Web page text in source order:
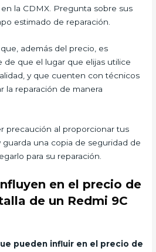
la CDMX. Pregunta sobre sus
estimado de reparación.
además del precio, es
de que el lugar que elijas utilice
y que cuenten con técnicos
la reparación de manera
precaución al proporcionar tus
guarda una copia de seguridad de
para su reparación.
en el precio de
de un Redmi 9C
pueden influir en el precio de